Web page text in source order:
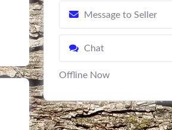
Message to Seller
Chat
Offline Now